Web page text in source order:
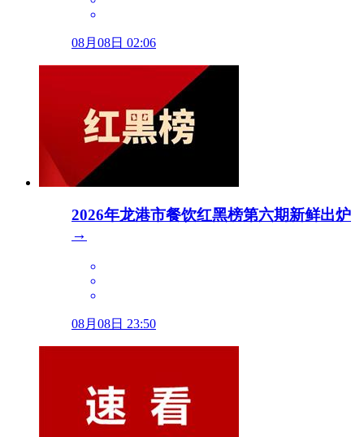
08月08日 02:06
2026年龙港市餐饮红黑榜第六期新鲜出炉
→
08月08日 23:50